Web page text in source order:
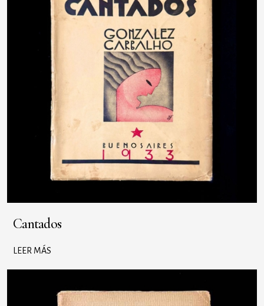
Cantados
LEER MÁS